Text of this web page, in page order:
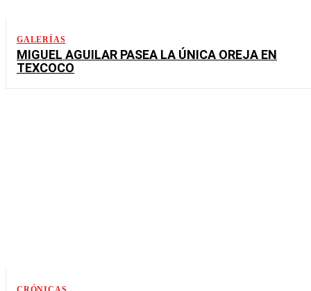
GALERÍAS
MIGUEL AGUILAR PASEA LA ÚNICA OREJA EN
TEXCOCO